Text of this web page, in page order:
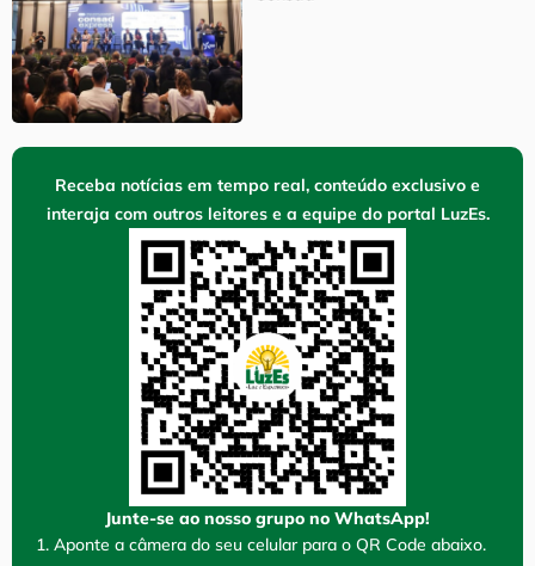
Receba notícias em tempo real, conteúdo exclusivo e
interaja com outros leitores e a equipe do portal LuzEs.
Junte-se ao nosso grupo no WhatsApp!
1. Aponte a câmera do seu celular para o QR Code abaixo.